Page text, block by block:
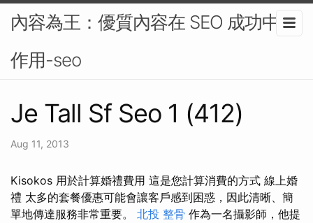
內容為王：優質內容在 SEO 成功中的
作用-seo
Je Tall Sf Seo 1 (412)
Aug 11, 2013
Kisokos 用於計算婚禮費用 這是您計算消費的方式 線上婚
禮 太多的套餐優惠可能會讓客戶感到困惑，因此清晰、簡
單地傳達服務非常重要。 北投 整骨 作為一名攝影師，他提